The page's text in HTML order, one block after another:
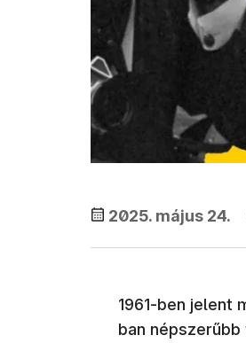
2025. május 24.
1961-ben jelent
ban